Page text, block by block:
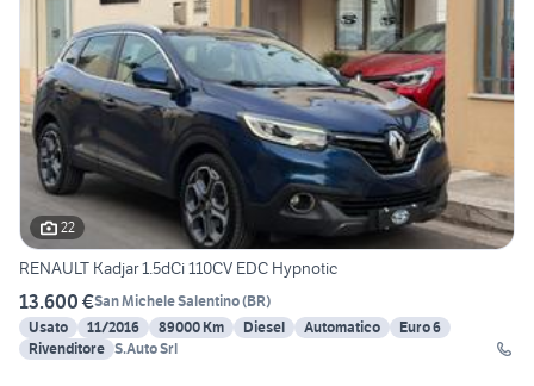
22
RENAULT Kadjar 1.5dCi 110CV EDC Hypnotic
13.600 €San Michele Salentino(BR)
Usato
11/2016 89000 Km Diesel Automatico
Euro 6
Rivenditore S.Auto Srl